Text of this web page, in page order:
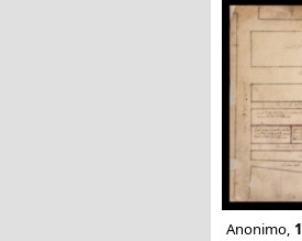
Anonimo,